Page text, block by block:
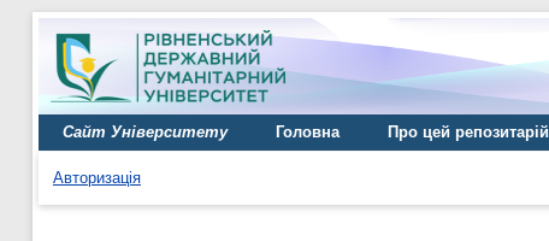
Сайт Університету Головна Про цей репозитарій
Авторизація